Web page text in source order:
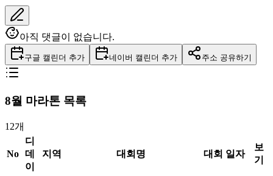
아직 댓글이 없습니다.
구글 캘린더 추가 네이버 캘린더 추가 주소 공유하기
8월 마라톤 목록
12개
No
디
데
이
지역 대회명 대회 일자
보
기